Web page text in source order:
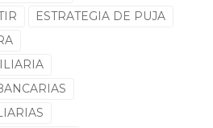
ser una experiencia
con seriedad y
ESTRATEGIA DE PUJA